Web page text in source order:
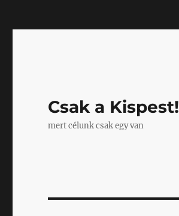
Csak a Kispest!
mert célunk csak egy van